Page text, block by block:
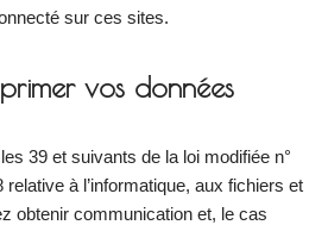
sur ces sites.
vos données
39 et suivants de la loi modifiée n°
à l’informatique, aux fichiers et
obtenir communication et, le cas